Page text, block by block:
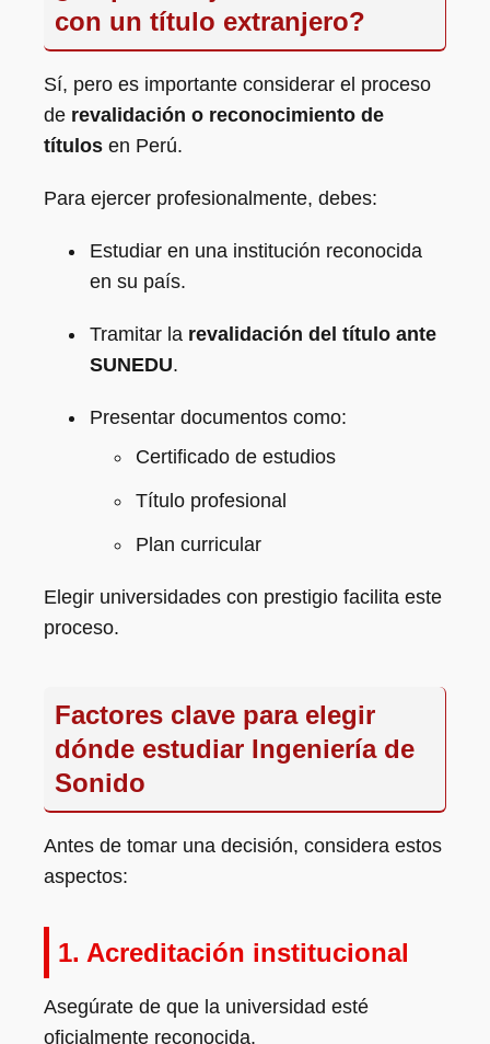
con un título extranjero?
Sí, pero es importante considerar el proceso
de revalidación o reconocimiento de
títulos en Perú.
Para ejercer profesionalmente, debes:
Estudiar en una institución reconocida
en su país.
Tramitar la revalidación del título ante
SUNEDU.
Presentar documentos como:
Certificado de estudios
Título profesional
Plan curricular
Elegir universidades con prestigio facilita este
proceso.
Factores clave para elegir
dónde estudiar Ingeniería de
Sonido
Antes de tomar una decisión, considera estos
aspectos:
1. Acreditación institucional
Asegúrate de que la universidad esté
oficialmente reconocida.